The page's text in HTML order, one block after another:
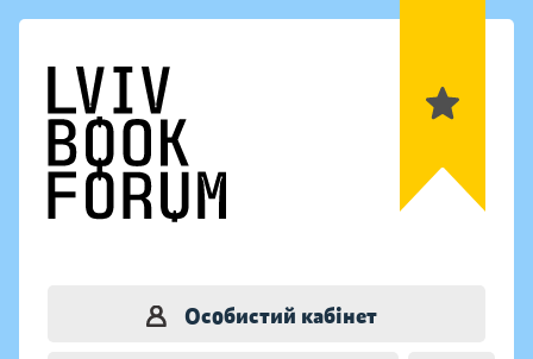
Особистий кабінет